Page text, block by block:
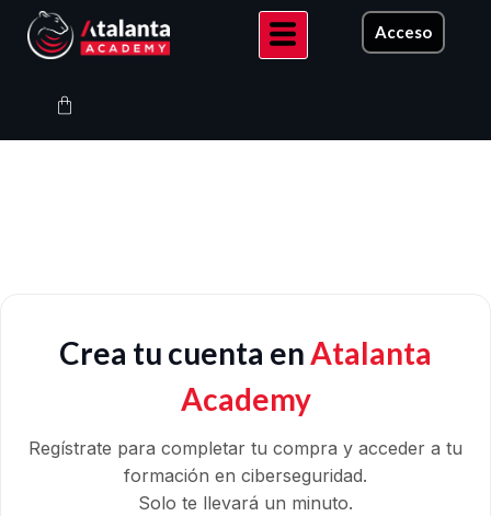
contenido
Acceso
Carrito
Crea tu cuenta enAtalanta
Academy
Regístrate para completar tu compra y acceder a tu
formación en ciberseguridad.
Solo te llevará un minuto.